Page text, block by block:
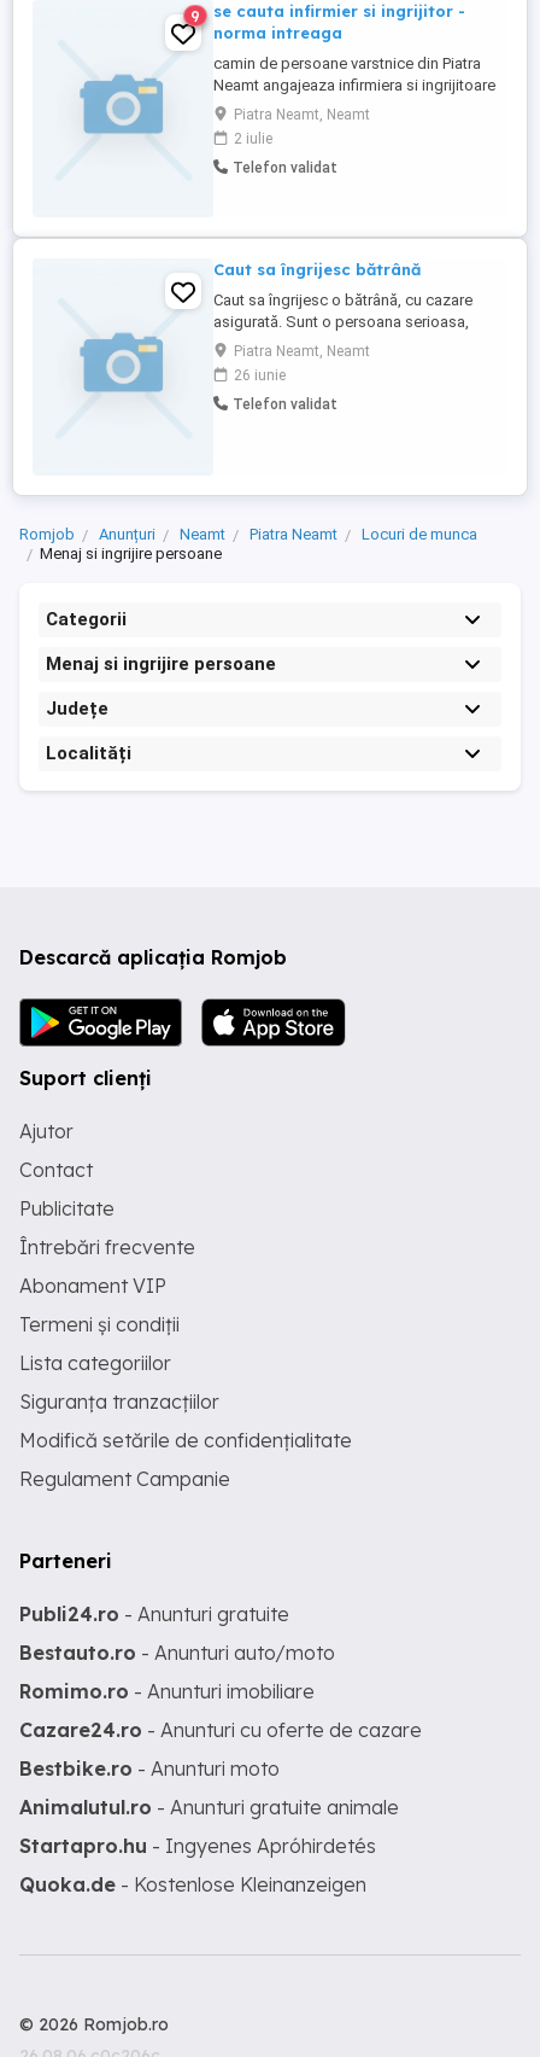
9
se cauta infirmier si ingrijitor -
norma intreaga
camin de persoane varstnice din Piatra
Neamt angajeaza infirmiera si ingrijitoare
norma intreaga. Detalii la nr de tel
Piatra Neamt, Neamt
2 iulie
Telefon validat
Caut sa îngrijesc bătrână
Caut sa îngrijesc o bătrână, cu cazare
asigurată. Sunt o persoana serioasa,
harnică, cu experiență și răbdare. As dori
in zona Neamț, Bacau, Bicaz.
.Telefon..zero șapte cinci opt. Șapte zero
sase. Opt cinci trei.
Piatra Neamt, Neamt
26 iunie
Telefon validat
Romjob Anunțuri Neamt Piatra Neamt
Locuri de munca
Menaj si ingrijire persoane
Categorii
Menaj si ingrijire persoane
Județe
Localități
Descarcă aplicația Romjob
Suport clienți
Ajutor
Contact
Publicitate
Întrebări frecvente
Abonament VIP
Termeni și condiții
Lista categoriilor
Siguranța tranzacțiilor
Modifică setările de confidențialitate
Regulament Campanie
Parteneri
Publi24.ro - Anunturi gratuite
Bestauto.ro - Anunturi auto/moto
Romimo.ro - Anunturi imobiliare
Cazare24.ro - Anunturi cu oferte de cazare
Bestbike.ro - Anunturi moto
Animalutul.ro - Anunturi gratuite animale
Startapro.hu - Ingyenes Apróhirdetés
Quoka.de - Kostenlose Kleinanzeigen
© 2026 Romjob.ro